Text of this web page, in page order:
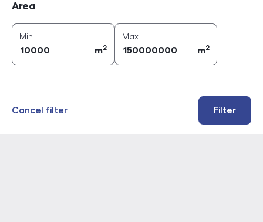
Area
Min
m2
Maxarea (
m2
Filter
Cancel filter